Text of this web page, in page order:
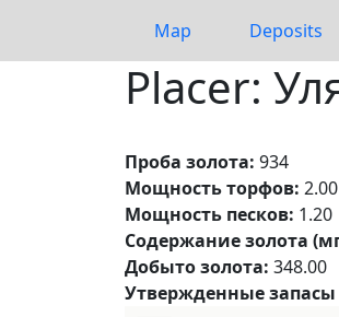
Map Deposits
Placer:
Проба золота: 934
Мощность торфов: 2.00
Мощность песков: 1.20
Содержание золота
Добыто золота: 348.00
Утвержденные запасы